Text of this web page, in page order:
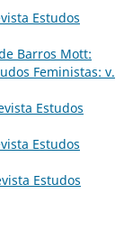
Estudos
Barros Mott:
Feministas: v.
Estudos
Estudos
Estudos